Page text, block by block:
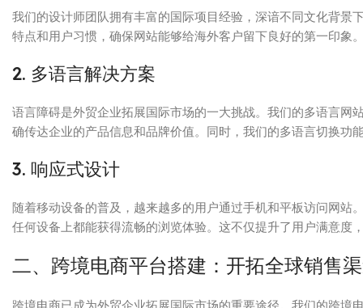
我们的设计师团队拥有丰富的国际项目经验，深谙不同文化背景
特点和用户习惯，确保网站能够给海外客户留下良好的第一印象
2. 多语言解决方案
语言障碍是外贸企业拓展国际市场的一大挑战。我们的多语言
确传达企业的产品信息和品牌价值。同时，我们的多语言切换
3. 响应式设计
随着移动设备的普及，越来越多的用户通过手机和平板访问网
任何设备上都能获得流畅的浏览体验。这不仅提升了用户满意度
二、跨境电商平台搭建：开拓全球销售
跨境电商已成为外贸企业拓展国际市场的重要途径。我们的跨